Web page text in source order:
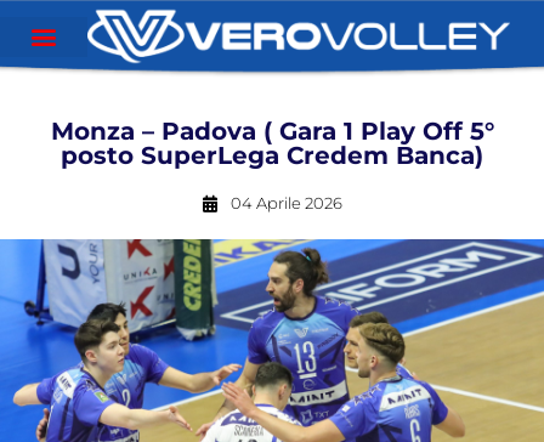
Monza – Padova ( Gara 1 Play Off 5°
posto SuperLega Credem Banca)
04 Aprile 2026